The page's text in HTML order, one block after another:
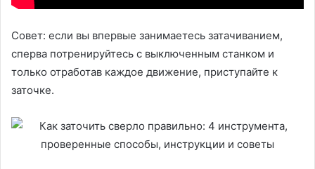
Совет: если вы впервые занимаетесь затачиванием,
сперва потренируйтесь с выключенным станком и
только отработав каждое движение, приступайте к
заточке.